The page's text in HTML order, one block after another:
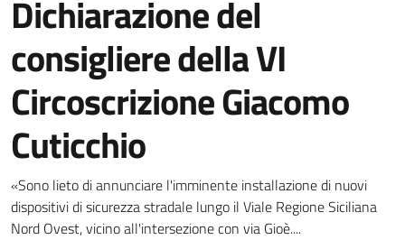
Dichiarazione del
consigliere della VI
Circoscrizione Giacomo
Cuticchio
Dettagli della notizia
«Sono lieto di annunciare l'imminente installazione di nuovi
dispositivi di sicurezza stradale lungo il Viale Regione Siciliana
Nord Ovest, vicino all'intersezione con via Gioè....